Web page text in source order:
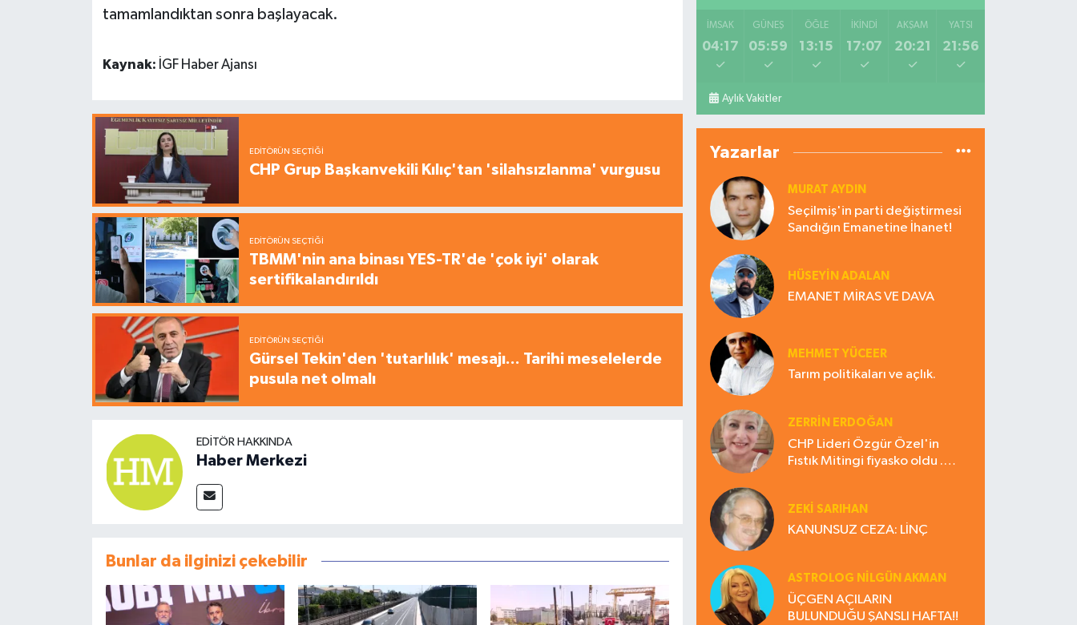
tamamlandıktan sonra başlayacak.
Kaynak: İGF Haber Ajansı
EDITÖRÜN SEÇTIĞI
CHP Grup Başkanvekili Kılıç'tan 'silahsızlanma' vurgusu
EDITÖRÜN SEÇTIĞI
TBMM'nin ana binası YES-TR'de 'çok iyi' olarak
sertifikalandırıldı
EDITÖRÜN SEÇTIĞI
Gürsel Tekin'den 'tutarlılık' mesajı... Tarihi meselelerde
pusula net olmalı
EDITÖR HAKKINDA
Haber Merkezi
Bunlar da ilginizi çekebilir
İMSAK
04:17
GÜNEŞ
05:59
ÖĞLE
13:15
İKINDI
17:07
AKŞAM
20:21
YATSI
21:56
Aylık Vakitler
Yazarlar
MURAT AYDIN
Seçilmiş'in parti değiştirmesi
Sandığın Emanetine İhanet!
HÜSEYIN ADALAN
EMANET MİRAS VE DAVA
MEHMET YÜCEER
Tarım politikaları ve açlık.
ZERRIN ERDOĞAN
CHP Lideri Özgür Özel'in
Fıstık Mitingi fiyasko oldu .
ZEKI SARIHAN
KANUNSUZ CEZA: LİNÇ
ASTROLOG NILGÜN AKMAN
ÜÇGEN AÇILARIN
BULUNDUĞU ŞANSLI HAFTA!!